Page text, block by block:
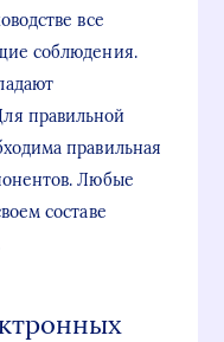
все
соблюдения.
правильной
правильная
Любые
составе